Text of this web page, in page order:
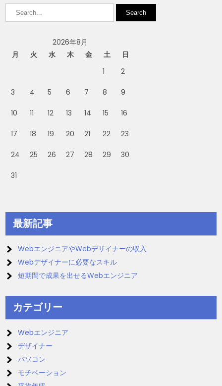
2026年8月
月
火 水 木 金 土
日
1
2
3 4 5 6 7 8 9
10 11 12 13 14 15 16
17 18 19 20 21 22 23
24 25 26 27 28 29 30
31
最新記事
WebエンジニアやWebデザイナーの収入
Webデザイナーに必要なスキル
短期間で成果を出せるWebエンジニア
カテゴリー
Webエンジニア
デザイナー
パソコン
モチベーション